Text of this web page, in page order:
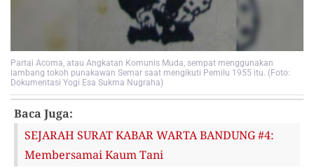
Partai Acoma, atau Angkatan Komunis Muda, sempat menggunakan
lambang tokoh punakawan Semar saat mengikuti Pemilu 1955 itu. (Foto:
Dokumentasi Yogi Esa Sukma Nugraha)
Baca Juga:
SEJARAH SURAT KABAR WARTA BANDUNG #4:
Membersamai Kaum Tani